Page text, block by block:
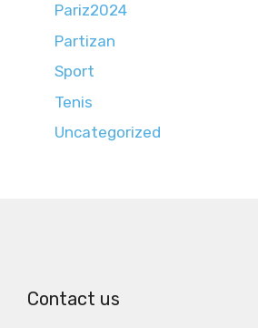
Pariz2024
Partizan
Sport
Tenis
Uncategorized
Contact us